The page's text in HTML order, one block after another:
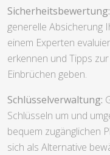
Sicherheitsbewertung:
generelle Absicherung
einem Experten
erkennen und Tipps
Einbrüchen geben.
Schlüsselverwaltung:
Schlüsseln um und
bequem zugänglichen
sich als Alternative